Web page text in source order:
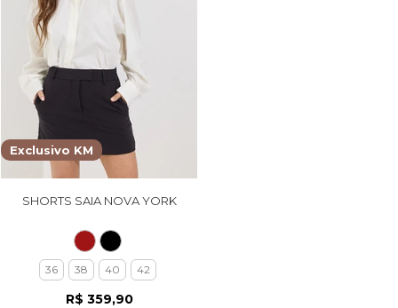
Exclusivo KM
SHORTS SAIA NOVA YORK
36 38 40 42
R$ 359,90